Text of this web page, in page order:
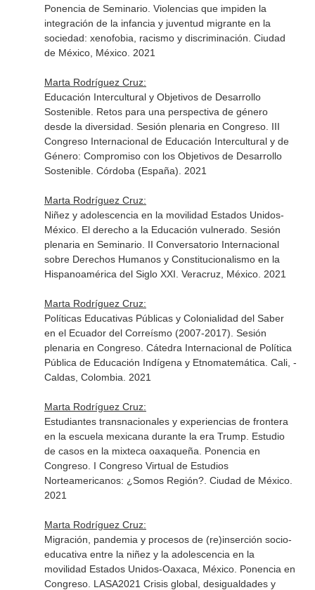
Ponencia de Seminario. Violencias que impiden la
integración de la infancia y juventud migrante en la
sociedad: xenofobia, racismo y discriminación. Ciudad
de México, México. 2021
Marta Rodríguez Cruz:
Educación Intercultural y Objetivos de Desarrollo
Sostenible. Retos para una perspectiva de género
desde la diversidad. Sesión plenaria en Congreso. III
Congreso Internacional de Educación Intercultural y de
Género: Compromiso con los Objetivos de Desarrollo
Sostenible. Córdoba (España). 2021
Marta Rodríguez Cruz:
Niñez y adolescencia en la movilidad Estados Unidos-
México. El derecho a la Educación vulnerado. Sesión
plenaria en Seminario. II Conversatorio Internacional
sobre Derechos Humanos y Constitucionalismo en la
Hispanoamérica del Siglo XXI. Veracruz, México. 2021
Marta Rodríguez Cruz:
Políticas Educativas Públicas y Colonialidad del Saber
en el Ecuador del Correísmo (2007-2017). Sesión
plenaria en Congreso. Cátedra Internacional de Política
Pública de Educación Indígena y Etnomatemática. Cali, -
Caldas, Colombia. 2021
Marta Rodríguez Cruz:
Estudiantes transnacionales y experiencias de frontera
en la escuela mexicana durante la era Trump. Estudio
de casos en la mixteca oaxaqueña. Ponencia en
Congreso. I Congreso Virtual de Estudios
Norteamericanos: ¿Somos Región?. Ciudad de México.
2021
Marta Rodríguez Cruz:
Migración, pandemia y procesos de (re)inserción socio-
educativa entre la niñez y la adolescencia en la
movilidad Estados Unidos-Oaxaca, México. Ponencia en
Congreso. LASA2021 Crisis global, desigualdades y